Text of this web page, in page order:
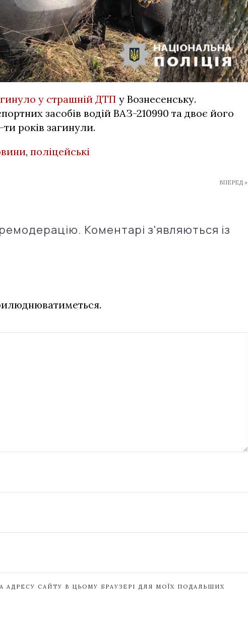
у страшній ДТП у Вознесенську.
засобів водій ВАЗ-210990 та двоє його
років загинули.
, поліцейські
ВПЕРЕД »
Коментарі з'являються із
АДРЕСУ САЙТУ В ЦЬОМУ БРАУЗЕРІ ДЛЯ МОЇХ ПОДАЛЬШИХ